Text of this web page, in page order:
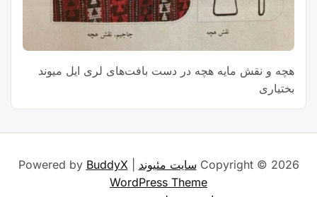
هچه و نقش مایه هچه در دست بافت‌های لری ایل میوند
بختیاری
Copyright © 2026 سایت مئیوند
BuddyX
WordPress Theme